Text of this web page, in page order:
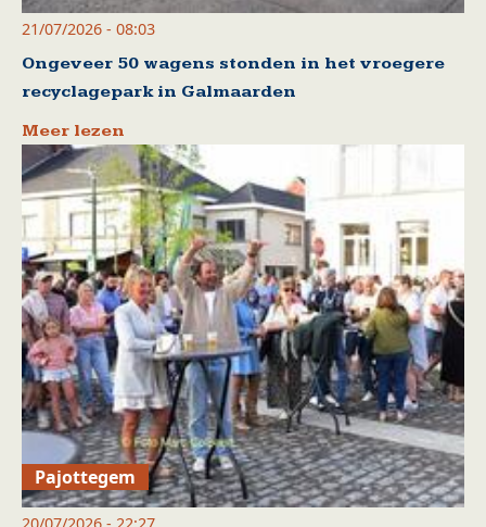
21/07/2026 - 08:03
Ongeveer 50 wagens stonden in het vroegere
recyclagepark in Galmaarden
Meer lezen
Pajottegem
20/07/2026 - 22:27